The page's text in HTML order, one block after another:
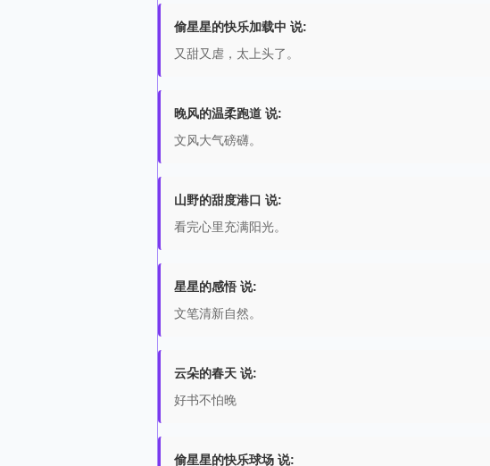
偷星星的快乐加载中 说:
又甜又虐，太上头了。
晚风的温柔跑道 说:
文风大气磅礴。
山野的甜度港口 说:
看完心里充满阳光。
星星的感悟 说:
文笔清新自然。
云朵的春天 说:
好书不怕晚
偷星星的快乐球场 说: